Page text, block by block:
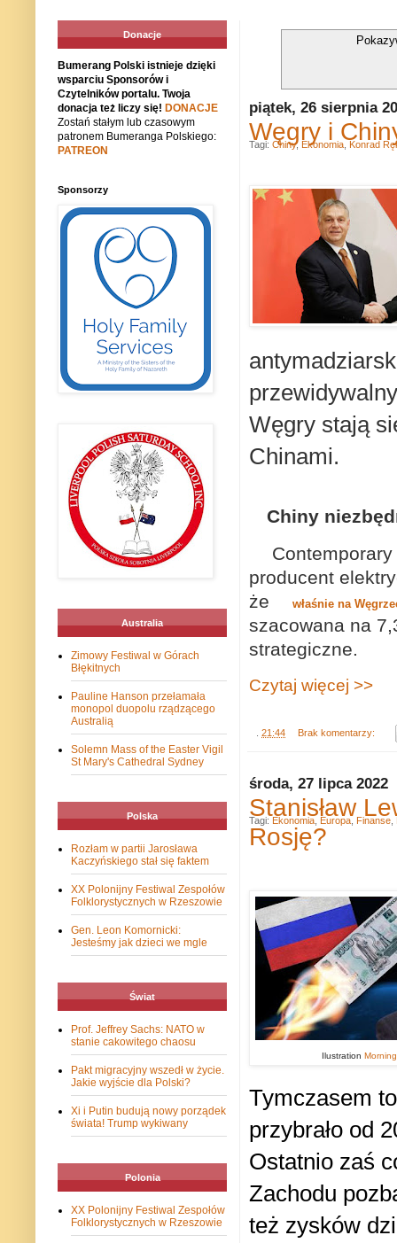
piątek, 26 sierpnia
Węgry i
Węgry stają
Chinami.
Chiny
producent
że
właśnie na
szacowana na
strategiczne.
Czytaj więcej >>
21:44 Brak komentarzy:
Tagi: Chiny, Ekonomia Konrad
środa, 27 lipca 2022
Stanisław
Rosję?
Ilustration
Tymczasem
przybrało od
Ostatnio zaś
Zachodu
też zysków
Tagi: Ekonomia Europa Finanse
Donacje
Bumerang Polski istnieje dzięki
wsparciu Sponsorów i
Czytelników portalu. Twoja
donacja też liczy się! DONACJE
Zostań stałym lub czasowym
patronem Bumeranga Polskiego:
PATREON
Sponsorzy
Australia
Zimowy Festiwal w Górach
Błękitnych
Pauline Hanson przełamała
monopol duopolu rządzącego
Australią
Solemn Mass of the Easter Vigil
St Mary's Cathedral Sydney
Polska
Rozłam w partii Jarosława
Kaczyńskiego stał się faktem
XX Polonijny Festiwal Zespołów
Folklorystycznych w Rzeszowie
Gen. Leon Komornicki:
Jesteśmy jak dzieci we mgle
Świat
Prof. Jeffrey Sachs: NATO w
stanie cakowitego chaosu
Pakt migracyjny wszedł w życie.
Jakie wyjście dla Polski?
Xi i Putin budują nowy porządek
świata! Trump wykiwany
Polonia
XX Polonijny Festiwal Zespołów
Folklorystycznych w Rzeszowie